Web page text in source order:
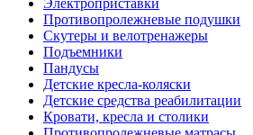
Противопролежневые подушки
Скутеры и велотренажеры
Подъемники
Пандусы
Детские кресла-коляски
Детские средства реабилитации
Кровати, кресла и столики